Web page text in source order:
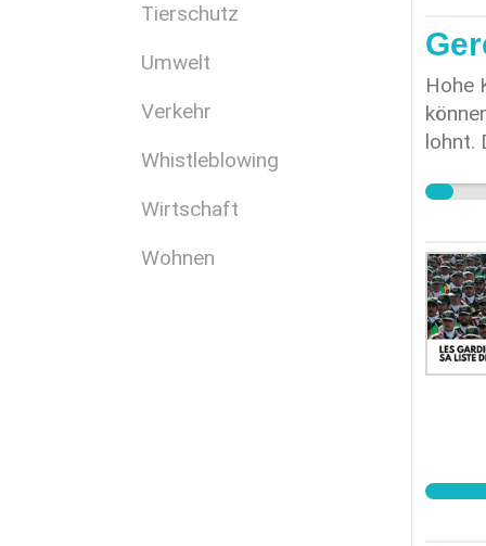
Tierschutz
Umwelt
Verkehr
Whistleblowing
Wirtschaft
Wohnen
Hohe
lohnt.